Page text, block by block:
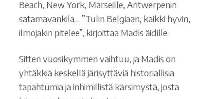
Beach, New York, Marseille, Antwerpenin
satamavankila… ”Tulin Belgiaan, kaikki hyvin,
ilmojakin pitelee”, kirjoittaa Madis äidille.
Sitten vuosikymmen vaihtuu, ja Madis on
yhtäkkiä keskellä järisyttäviä historiallisia
tapahtumia ja inhimillistä kärsimystä, josta